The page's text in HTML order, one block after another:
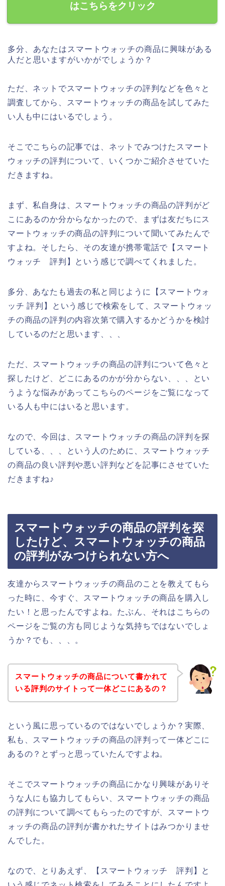
はこちらをクリック
多分、あなたはスマートウォッチの商品に興味がある
人だと思いますがいかがでしょうか？
ただ、ネットでスマートウォッチの評判などを色々と
調査してから、スマートウォッチの商品を試してみた
い人も中にはいるでしょう。
そこでこちらの記事では、ネットでみつけたスマート
ウォッチの評判について、いくつかご紹介させていた
だきますね。
まず、私自身は、スマートウォッチの商品の評判がど
こにあるのか分からなかったので、まずは友だちにス
マートウォッチの商品の評判について聞いてみたんで
すよね。そしたら、その友達が携帯電話で【スマート
ウォッチ 評判】という感じで調べてくれました。
多分、あなたも過去の私と同じように【スマートウォ
ッチ 評判】という感じで検索をして、スマートウォッ
チの商品の評判の内容次第で購入するかどうかを検討
しているのだと思います、、、
ただ、スマートウォッチの商品の評判について色々と
探したけど、どこにあるのかが分からない、、、とい
うような悩みがあってこちらのページをご覧になって
いる人も中にはいると思います。
なので、今回は、スマートウォッチの商品の評判を探
している、、、という人のために、スマートウォッチ
の商品の良い評判や悪い評判などを記事にさせていた
だきますね♪
スマートウォッチの商品の評判を探
したけど、スマートウォッチの商品
の評判がみつけられない方へ
友達からスマートウォッチの商品のことを教えてもら
った時に、今すぐ、スマートウォッチの商品を購入し
たい！と思ったんですよね。たぶん、それはこちらの
ページをご覧の方も同じような気持ちではないでしょ
うか？でも、、、。
スマートウォッチの商品について書かれて
いる評判のサイトって一体どこにあるの？
という風に思っているのではないでしょうか？実際、
私も、スマートウォッチの商品の評判って一体どこに
あるの？とずっと思っていたんですよね。
そこでスマートウォッチの商品にかなり興味がありそ
うな人にも協力してもらい、スマートウォッチの商品
の評判について調べてもらったのですが、スマートウ
ォッチの商品の評判が書かれたサイトはみつかりませ
んでした。
なので、とりあえず、【スマートウォッチ 評判】と